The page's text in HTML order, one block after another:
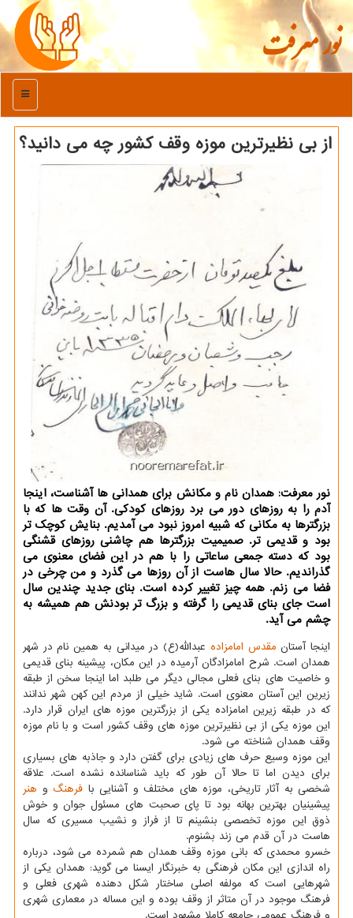
نور معرفت
منو
از بی نظیرترین موزه وقف کشور چه می دانید؟
نور معرفت: همدان نام و مکانش برای همدانی ها آشناست، اینجا
آدم را به روزهای دور می برد روزهای کودکی. آن وقت ها که با
بزرگترها به مکانی که شبیه امروز نبود می آمدیم. بنایش کوچک تر
بود و قدیمی تر. صمیمیت بزرگترها هم چاشنی روزهای قشنگی
بود که دسته جمعی ساعاتی را با هم در این فضای معنوی می
گذراندیم. حالا سال هاست از آن روزها می گذرد و من چرخی در
فضا می زنم. همه چیز تغییر کرده است. بنای جدید چندین سال
است جای بنای قدیمی را گرفته و بزرگ تر بودنش هم همیشه به
چشم می آید.
اینجا آستان مقدس امامزاده عبدالله(ع) در میدانی به همین نام در شهر
همدان است. شرح امامزادگان آرمیده در این مکان، پیشینه بنای قدیمی
و خاصیت های بنای فعلی مجالی دیگر می طلبد اما اینجا سخن از طبقه
زیرین این آستان معنوی است. شاید خیلی از مردم این کهن شهر ندانند
که در طبقه زیرین امامزاده یکی از بزرگترین موزه های ایران قرار دارد.
این موزه یکی از بی نظیرترین موزه های وقف کشور است و با نام موزه
وقف همدان شناخته می شود.
این موزه وسیع حرف های زیادی برای گفتن دارد و جاذبه های بسیاری
برای دیدن اما تا حالا آن طور که باید شناسانده نشده است. علاقه
شخصی به آثار تاریخی، موزه های مختلف و آشنایی با فرهنگ و هنر
پیشینیان بهترین بهانه بود تا پای صحبت های مسئول جوان و خوش
ذوق این موزه تخصصی بنشینم تا از فراز و نشیب مسیری که سال
هاست در آن قدم می زند بشنوم.
خسرو محمدی که بانی موزه وقف همدان هم شمرده می شود، درباره
راه اندازی این مکان فرهنگی به خبرنگار ایسنا می گوید: همدان یکی از
شهرهایی است که مولفه اصلی ساختار شکل دهنده شهری فعلی و
فرهنگ موجود در آن متاثر از وقف بوده و این مساله در معماری شهری